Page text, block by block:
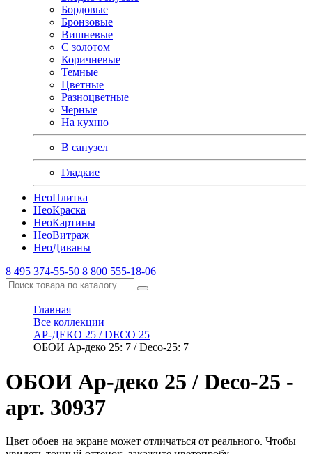
Бордовые
Бронзовые
Вишневые
С золотом
Коричневые
Темные
Цветные
Разноцветные
Черные
На кухню
В санузел
Гладкие
НеоПлитка
НеоКраска
НеоКартины
НеоВитраж
НеоДиваны
8 495 374-55-50 8 800 555-18-06
Главная
Все коллекции
АР-ДЕКО 25 / DECO 25
ОБОИ Ар-деко 25: 7 / Deco-25: 7
ОБОИ Ар-деко 25 / Deco-25 -
арт. 30937
Цвет обоев на экране может отличаться от реального. Чтобы